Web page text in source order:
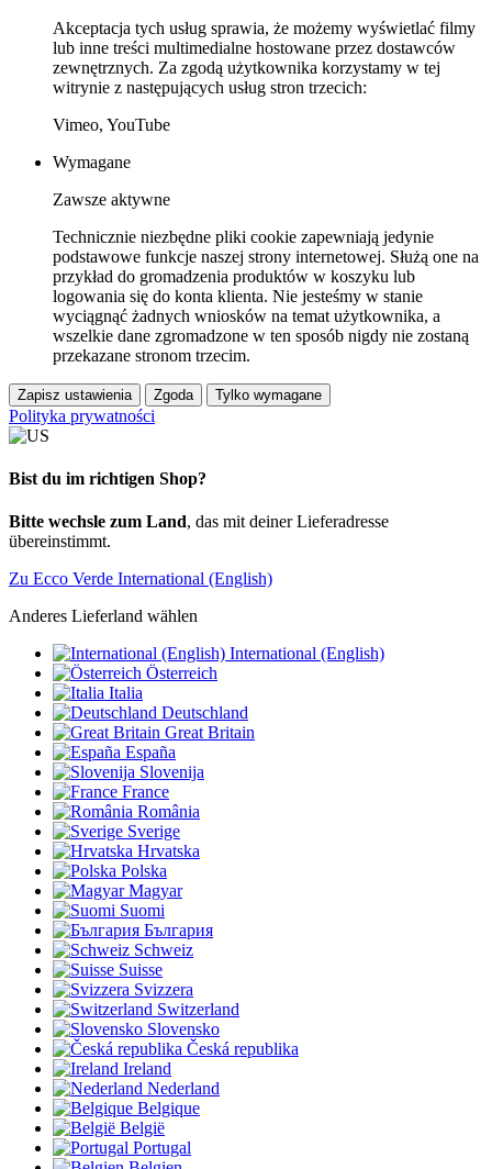
Akceptacja tych usług sprawia, że możemy wyświetlać filmy
lub inne treści multimedialne hostowane przez dostawców
zewnętrznych. Za zgodą użytkownika korzystamy w tej
witrynie z następujących usług stron trzecich:
Vimeo, YouTube
Wymagane
Zawsze aktywne
Technicznie niezbędne pliki cookie zapewniają jedynie
podstawowe funkcje naszej strony internetowej. Służą one na
przykład do gromadzenia produktów w koszyku lub
logowania się do konta klienta. Nie jesteśmy w stanie
wyciągnąć żadnych wniosków na temat użytkownika, a
wszelkie dane zgromadzone w ten sposób nigdy nie zostaną
przekazane stronom trzecim.
Zapisz ustawienia Zgoda Tylko wymagane
Polityka prywatności
Bist du im richtigen Shop?
Bitte wechsle zum Land, das mit deiner Lieferadresse
übereinstimmt.
Zu Ecco Verde International (English)
Anderes Lieferland wählen
International (English)
Österreich
Italia
Deutschland
Great Britain
España
Slovenija
France
România
Sverige
Hrvatska
Polska
Magyar
Suomi
България
Schweiz
Suisse
Svizzera
Switzerland
Slovensko
Česká republika
Ireland
Nederland
Belgique
België
Portugal